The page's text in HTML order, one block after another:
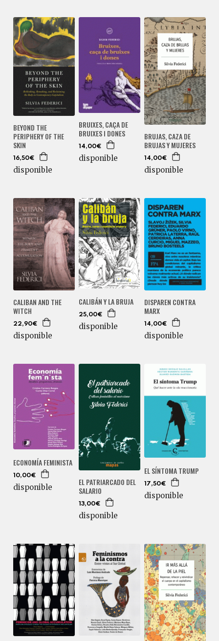
BEYOND THE
PERIPHERY OF THE
SKIN
16,50€
disponible
BRUIXES, CAÇA DE
BRUIXES I DONES
14,00€
disponible
BRUJAS, CAZA DE
BRUJAS Y MUJERES
14,00€
disponible
CALIBAN AND THE
WITCH
22,90€
disponible
CALIBÁN Y LA BRUJA
25,00€
disponible
DISPAREN CONTRA
MARX
14,00€
disponible
ECONOMÍA FEMINISTA
10,00€
disponible
EL PATRIARCADO DEL
SALARIO
13,00€
disponible
EL SÍNTOMA TRUMP
17,50€
disponible